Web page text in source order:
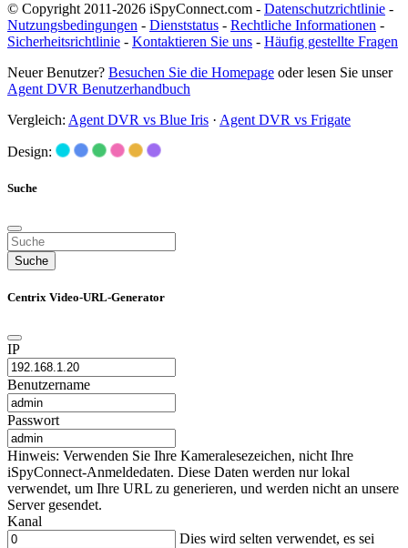
© Copyright 2011-2026 iSpyConnect.com - Datenschutzrichtlinie -
Nutzungsbedingungen - Dienststatus - Rechtliche Informationen -
Sicherheitsrichtlinie - Kontaktieren Sie uns - Häufig gestellte Fragen
Neuer Benutzer? Besuchen Sie die Homepage oder lesen Sie unser
Agent DVR Benutzerhandbuch
Vergleich: Agent DVR vs Blue Iris · Agent DVR vs Frigate
Design:
Suche
Suche
Centrix Video-URL-Generator
IP
Benutzername
Passwort
Hinweis: Verwenden Sie Ihre Kameralesezeichen, nicht Ihre
iSpyConnect-Anmeldedaten. Diese Daten werden nur lokal
verwendet, um Ihre URL zu generieren, und werden nicht an unsere
Server gesendet.
Kanal
Dies wird selten verwendet, es sei